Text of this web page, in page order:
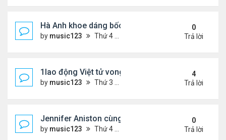
Hà Anh khoe dáng bốc lửa của ở Maldives
by music123 Thứ 4 Tháng 7 29, 2026 5:48 pm
0
Trả lời
1lao động Việt tử vong trong trận động đất ở Nhật
by music123 Thứ 3 Tháng 7 28, 2026 4:16 pm
4
Trả lời
Jennifer Aniston cùng bạn trai nghỉ dưỡng trên du
by music123 Thứ 4 Tháng 7 29, 2026 5:26 pm
0
Trả lời